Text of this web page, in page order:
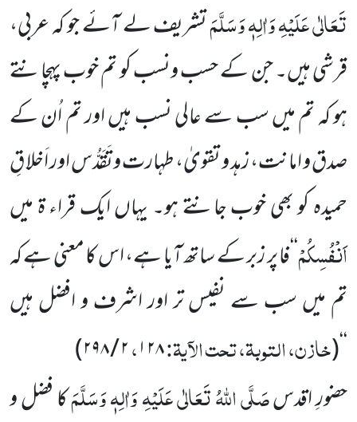
تَعَالٰی عَلَیْہِ وَاٰلِہٖ وَسَلَّمَتشریف لے آئے جو کہ عربی،
قرشی ہیں۔ جن کے حسب ونسب کو تم خوب پہچانتے
ہو کہ تم میں سب سے عالی نسب ہیں اور تم اُن کے
صدق و امانت، زہد و تقویٰ، طہارت وتَقَدُّس اور اَخلا قِ
حمیدہ کو بھی خوب جانتے ہو۔ یہاں ایک قراء ۃ میں
اَنْفُسِكُمْ‘‘فا پر زبر کے ساتھ آیا ہے، اس کا معنی ہے کہ
تم میں سب سے نفیس تر اور اشرف و افضل ہیں
‘‘
(خازن، التوبۃ، تحت الآیۃ:۱۲۸،۲ / ۲۹۸
)
حضورِ اقدسصَلَّی اللہُ تَعَالٰی عَلَیْہِ وَاٰلِہٖ وَسَلَّمَکا فضل و